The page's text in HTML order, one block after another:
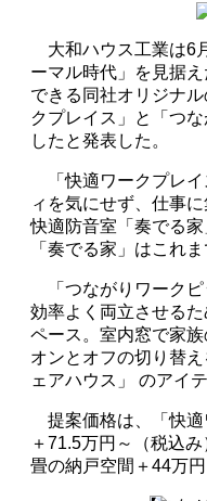
大和ハウス工業は6
ーマル時代」を見据
できる同社オリジナ
クプレイス」と「つ
したと発表した。
「快適ワークプレ
ィを気にせず、仕事
快適防音室「奏でる
「奏でる家」はこれ
「つながりワーク
効率よく両立させる
ペース。室内窓で家
オンとオフの切り替
ェアハウス」 のアイ
提案価格は、「快
＋71.5万円～（税込
畳の納戸空間＋44万円